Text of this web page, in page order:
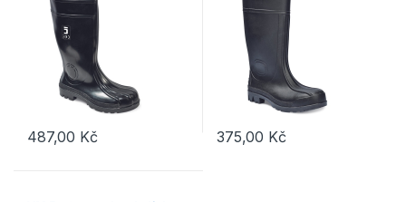
487,00 Kč
Tento produkt má více variant. Možnosti lze vybrat na stránce
375,00 Kč